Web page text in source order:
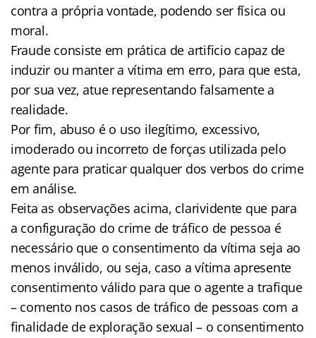
contra a própria vontade, podendo ser física ou
moral.
Fraude consiste em prática de artificio capaz de
induzir ou manter a vítima em erro, para que esta,
por sua vez, atue representando falsamente a
realidade.
Por fim, abuso é o uso ilegítimo, excessivo,
imoderado ou incorreto de forças utilizada pelo
agente para praticar qualquer dos verbos do crime
em análise.
Feita as observações acima, clarividente que para
a configuração do crime de tráfico de pessoa é
necessário que o consentimento da vítima seja ao
menos inválido, ou seja, caso a vítima apresente
consentimento válido para que o agente a trafique
– comento nos casos de tráfico de pessoas com a
finalidade de exploração sexual – o consentimento